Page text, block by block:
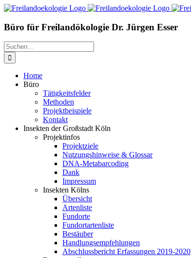
Zum
springen
Büro für Freilandökologie Dr. Jürgen Esser
Suche
nach:
Home
Büro
Tätigkeitsfelder
Methoden
Projektbeispiele
Kontakt
Insekten der Großstadt Köln
Projektinfos
Projektziele
Nutzungshinweise & Glossar
DNA-Metabarcoding
Dank
Impressum
Insekten Kölns
Übersicht
Artenliste
Fundorte
Fundortartenliste
Bestäuber
Handlungsempfehlungen
Abschlussbericht Erfassungen 2019-2020